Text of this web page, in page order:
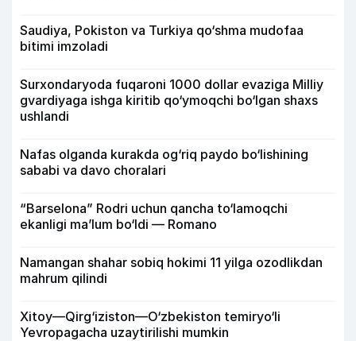
Saudiya, Pokiston va Turkiya qo‘shma mudofaa
bitimi imzoladi
Surxondaryoda fuqaroni 1000 dollar evaziga Milliy
gvardiyaga ishga kiritib qo‘ymoqchi bo‘lgan shaxs
ushlandi
Nafas olganda kurakda og‘riq paydo bo‘lishining
sababi va davo choralari
“Barselona” Rodri uchun qancha to‘lamoqchi
ekanligi ma’lum bo‘ldi — Romano
Namangan shahar sobiq hokimi 11 yilga ozodlikdan
mahrum qilindi
Xitoy—Qirg‘iziston—O‘zbekiston temiryo‘li
Yevropagacha uzaytirilishi mumkin